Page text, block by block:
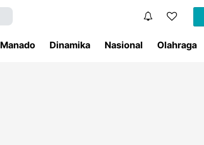
Manado Dinamika Nasional Olahraga